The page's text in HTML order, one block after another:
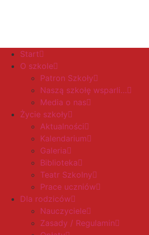
Start
O szkole
Patron Szkoły
Naszą szkołę wsparli…
Media o nas
Życie szkoły
Aktualności
Kalendarium
Galeria
Biblioteka
Teatr Szkolny
Prace uczniów
Dla rodziców
Nauczyciele
Zasady / Regulamin